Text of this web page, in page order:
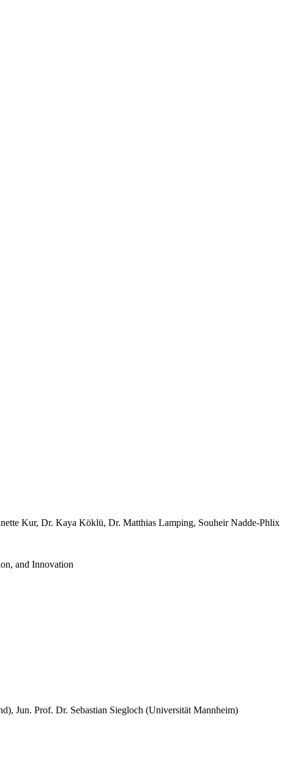
Kur, Dr. Kaya Köklü, Dr. Matthias Lamping, Souheir Nadde-Phlix
and Innovation
Jun. Prof. Dr. Sebastian Siegloch (Universität Mannheim)